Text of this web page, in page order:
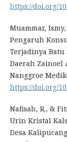
https://doi.org/
Muammar,
Pengaruh
Terjadinya
Daerah Zainoel
Nanggroe
https://doi.org/
Nafisah, R., &
Urin Kristal
Desa